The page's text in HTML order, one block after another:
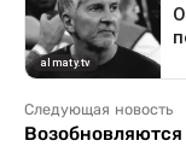
Следующая новость